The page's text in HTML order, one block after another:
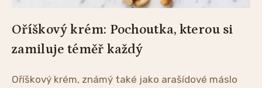
Oříškový krém: Pochoutka, kterou si
zamiluje téměř každý
Oříškový krém, známý také jako arašídové máslo